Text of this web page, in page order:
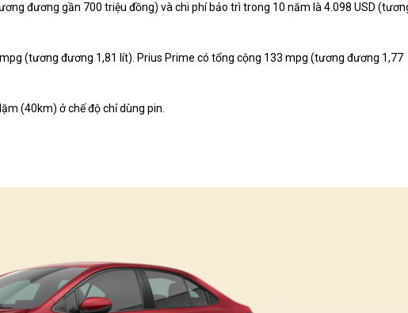
đương gần 700 triệu đồng) và chi phí bảo trì trong 10 năm là 4.098 USD
(tương đương 1,81 lít). Prius Prime có tổng cộng 133 mpg (tương đương 1,77
(40km) ở chế độ chỉ dùng pin.